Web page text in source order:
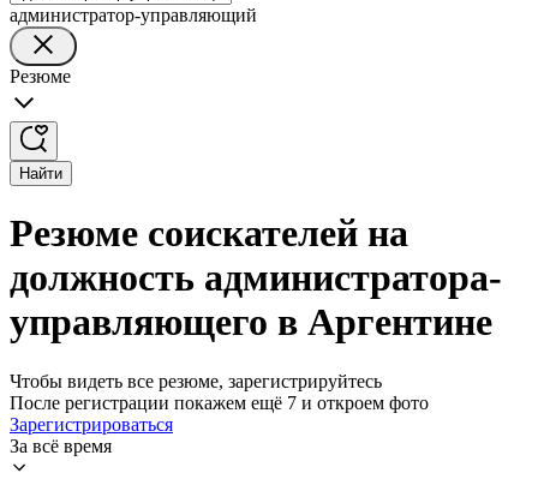
администратор-управляющий
Резюме
Найти
Резюме соискателей на
должность администратора-
управляющего в Аргентине
Чтобы видеть все резюме, зарегистрируйтесь
После регистрации покажем ещё 7 и откроем фото
Зарегистрироваться
За всё время